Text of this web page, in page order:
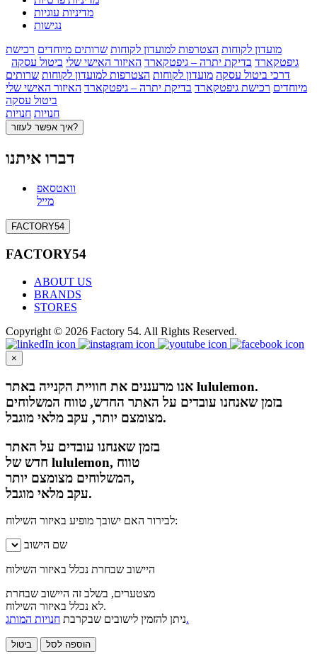
מדיניות עוגיות
נגישות
מועדון לקוחות הצטרפות למועדון לקוחות שרותים מיוחדים רכישת
גיפטקארד בדיקת יתרה – גיפטקארד האיזור האישי שלי ביטול עסקה
דרכי ביטול עסקה מועדון לקוחות הצטרפות למועדון לקוחות שרותים
מיוחדים רכישת גיפטקארד בדיקת יתרה – גיפטקארד האיזור האישי שלי
ביטול עסקה
חנויות חנויות
איך אפשר לעזור?
דברו איתנו
וואטסאפ
מייל
FACTORY54
FACTORY54
ABOUT US
BRANDS
STORES
Copyright © 2026 Factory 54. All Rights Reserved.
×
אנו מרעננים את חוויית הקנייה באתר lululemon.
בזמן שאנחנו עובדים על האתר החדש, טווח המשלוחים
מצומצם יותר, עקב מלאי מוגבל.
בזמן שאנחנו עובדים על האתר
חדש של lululemon, טווח
המשלוחים מצומצם יותר,
עקב מלאי מוגבל.
לבירור האם ישובך מופיע באיזור השילוח:
שם הישוב
היישוב שבחרת נכלל באיזור השילוח
מצטערים, בשלב זה היישוב שבחרת
לא נכלל באיזור השילוח.
ניתן להזמין לישובים שבקרבתחנויות המותג.
ביטול הוספה לסל